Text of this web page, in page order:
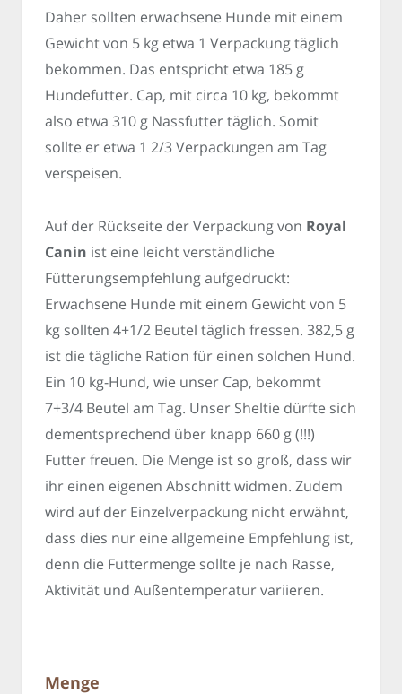
Daher sollten erwachsene Hunde mit einem
Gewicht von 5 kg etwa 1 Verpackung täglich
bekommen. Das entspricht etwa 185 g
Hundefutter. Cap, mit circa 10 kg, bekommt
also etwa 310 g Nassfutter täglich. Somit
sollte er etwa 1 2/3 Verpackungen am Tag
verspeisen.
Auf der Rückseite der Verpackung von Royal
Canin ist eine leicht verständliche
Fütterungsempfehlung aufgedruckt:
Erwachsene Hunde mit einem Gewicht von 5
kg sollten 4+1/2 Beutel täglich fressen. 382,5 g
ist die tägliche Ration für einen solchen Hund.
Ein 10 kg-Hund, wie unser Cap, bekommt
7+3/4 Beutel am Tag. Unser Sheltie dürfte sich
dementsprechend über knapp 660 g (!!!)
Futter freuen. Die Menge ist so groß, dass wir
ihr einen eigenen Abschnitt widmen. Zudem
wird auf der Einzelverpackung nicht erwähnt,
dass dies nur eine allgemeine Empfehlung ist,
denn die Futtermenge sollte je nach Rasse,
Aktivität und Außentemperatur variieren.
Menge